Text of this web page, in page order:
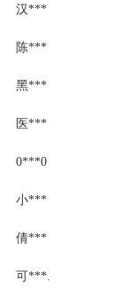
汉***
陈***
黑***
医***
0***0
小***
倩***
可***.